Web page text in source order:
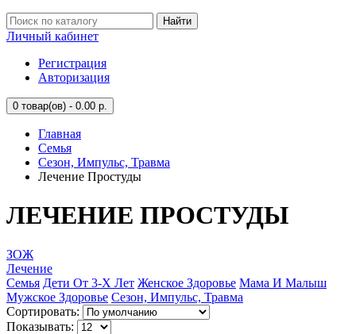
Найти
Личный кабинет
Регистрация
Авторизация
0 товар(ов) - 0.00 р.
Главная
Семья
Сезон, Импульс, Травма
Лечение Простуды
ЛЕЧЕНИЕ ПРОСТУДЫ
ЗОЖ
Лечение
Семья Дети От 3-Х Лет Женское Здоровье Мама И Малыш
Мужское Здоровье Сезон, Импульс, Травма
Сортировать:
Показывать: